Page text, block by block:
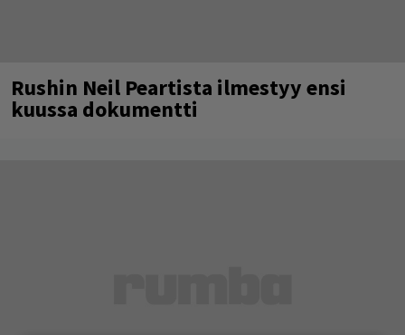
Rushin Neil Peartista ilmestyy ensi
kuussa dokumentti